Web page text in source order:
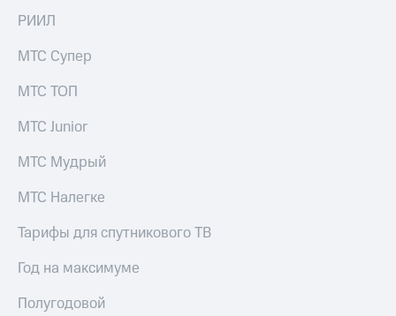
РИИЛ
МТС Супер
МТС ТОП
МТС Junior
МТС Мудрый
МТС Налегке
Тарифы для спутникового ТВ
Год на максимуме
Полугодовой